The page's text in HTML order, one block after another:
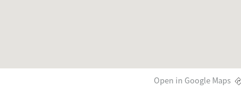
Open in Google Maps